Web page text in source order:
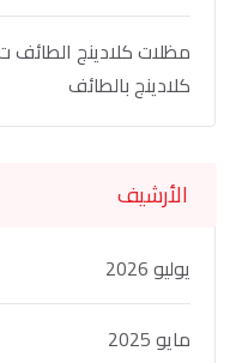
كلادينج بالطائف
الأرشيف
يوليو 2026
مايو 2025